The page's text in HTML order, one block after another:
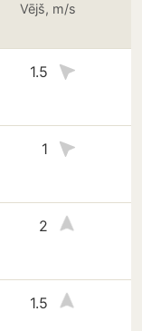
Vējš, m/s
1.5
1
2
1.5